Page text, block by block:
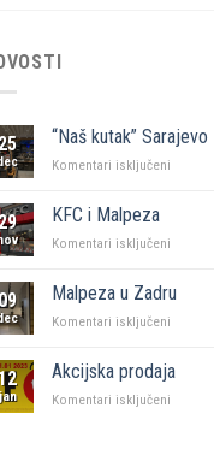
“Naš kutak” Sarajevo
Komentari isključeni
KFC i Malpeza
Komentari isključeni
Malpeza
Malpeza u Zadru
Komentari isključeni
Zadru
12 Akcijska prodaja
Komentari isključeni